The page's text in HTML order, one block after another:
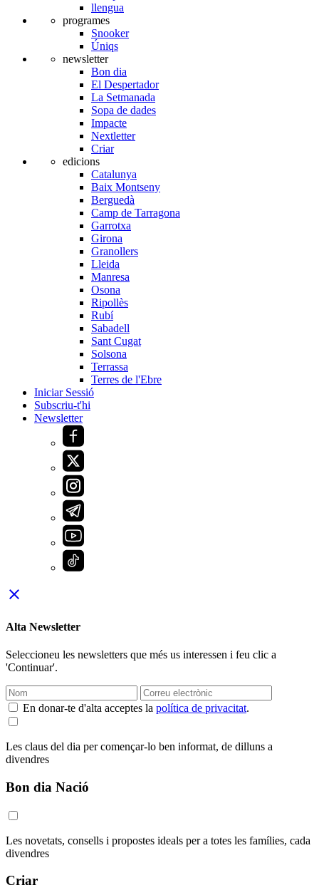
llengua
programes
Snooker
Úniqs
newsletter
Bon dia
El Despertador
La Setmanada
Sopa de dades
Impacte
Nextletter
Criar
edicions
Catalunya
Baix Montseny
Berguedà
Camp de Tarragona
Garrotxa
Girona
Granollers
Lleida
Manresa
Osona
Ripollès
Rubí
Sabadell
Sant Cugat
Solsona
Terrassa
Terres de l'Ebre
Iniciar Sessió
Subscriu-t'hi
Newsletter
close
Alta Newsletter
Seleccioneu les newsletters que més us interessen i feu clic a
'Continuar'.
En donar-te d'alta acceptes la política de privacitat.
Les claus del dia per començar-lo ben informat, de dilluns a
divendres
Bon dia Nació
Les novetats, consells i propostes ideals per a totes les famílies, cada
divendres
Criar